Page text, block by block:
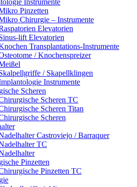
Instrumente
Pinzetten
Chirurgie – Instrumente
Elevatorien
lift Elevatorien
Transplantations-Instrumente
/ Knochenspreizer
/ Skapellklingen
Instrumente
Scheren
Scheren TC
Scheren Titan
Scheren
Castroviejo / Barraquer
TC
Pinzetten
Pinzetten TC